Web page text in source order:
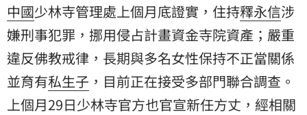
中國少林寺管理處上個月底證實，住持釋永信涉
嫌刑事犯罪，挪用侵占計畫資金寺院資產；嚴重
違反佛教戒律，長期與多名女性保持不正當關係
並育有私生子 ，目前正在接受多部門聯合調查。
上個月29日少林寺官方也官宣新任方丈，經相關